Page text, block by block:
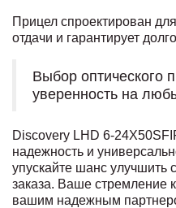
Прицел спроектирован
отдачи и гарантирует
Выбор оптического
уверенность на
Discovery LHD 6-
надежность и
упускайте шанс
заказа. Ваше стремление
вашим надежным